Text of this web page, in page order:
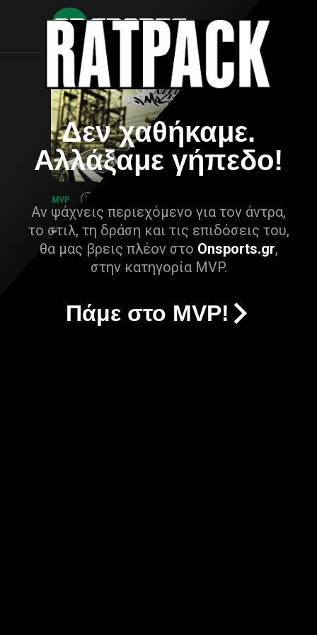
Δεν χαθήκαμε.
Αλλάξαμε γήπεδο!
Αν ψάχνεις περιεχόμενο για τον άντρα,
το στιλ, τη δράση και τις επιδόσεις του,
θα μας βρεις πλέον στο Onsports.gr,
στην κατηγορία MVP.
Πάμε στο MVP!